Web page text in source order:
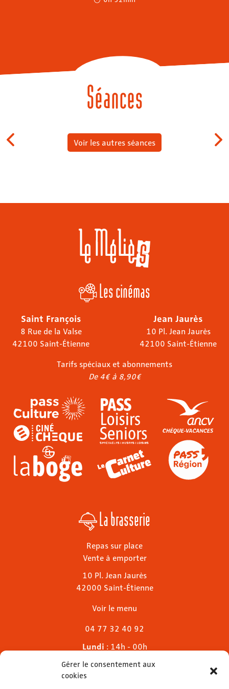
Gérer le consentement aux
cookies
Séances
Voir les autres séances
Les cinémas
Saint François
8 Rue de la Valse
42100 Saint-Étienne
Jean Jaurès
10 Pl. Jean Jaurès
42100 Saint-Étienne
Tarifs spéciaux et abonnements
De 4€ à 8,90€
La brasserie
Repas sur place
Vente à emporter
10 Pl. Jean Jaurès
42000 Saint-Étienne
Voir le menu
04 77 32 40 92
Lundi : 14h - 00h
Mardi & mercredi
Jeudi